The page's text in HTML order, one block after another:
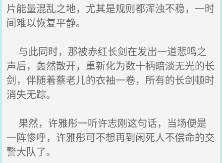
片能量混乱之地，尤其是规则都浑浊不稳，一时
间难以恢复平静。
与此同时，那被赤红长剑在发出一道悲鸣之
声后，轰然散开，重新化为数十柄暗淡无光的长
剑，伴随着蔡老儿的衣袖一卷，所有的长剑顿时
消失无踪。
果然，许雅彤一听许志刚这句话，当场便是
一阵惨呼，许雅彤可不想再到闲死人不偿命的交
警大队了。